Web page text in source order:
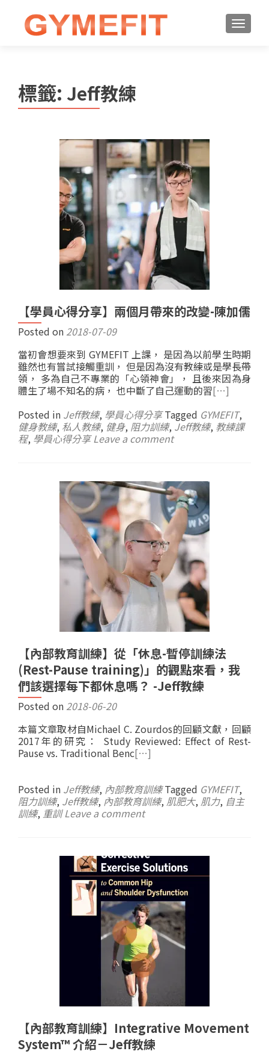
標籤: Jeff教練
【學員心得分享】兩個月帶來的改變-陳加儒
Posted on 2018-07-09
當初會想要來到 GYMEFIT 上課， 是因為以前學生時期
雖然也有嘗試接觸重訓， 但是因為沒有教練或是學長帶
領， 多為自己不專業的「心領神會」， 且後來因為身
體生了場不知名的病， 也中斷了自己運動的習[…]
Posted in Jeff教練, 學員心得分享 Tagged GYMEFIT,
健身教練, 私人教練, 健身, 阻力訓練, Jeff教練, 教練課
程, 學員心得分享 Leave a comment
【內部教育訓練】從「休息-暫停訓練法
(Rest-Pause training)」的觀點來看，我
們該選擇每下都休息嗎？ -Jeff教練
Posted on 2018-06-20
本篇文章取材自Michael C. Zourdos的回顧文獻，回顧
2017年的研究： Study Reviewed: Effect of Rest-
Pause vs. Traditional Benc[…]
Posted in Jeff教練, 內部教育訓練 Tagged GYMEFIT,
阻力訓練, Jeff教練, 內部教育訓練, 肌肥大, 肌力, 自主
訓練, 重訓 Leave a comment
【內部教育訓練】Integrative Movement
System™ 介紹－Jeff教練